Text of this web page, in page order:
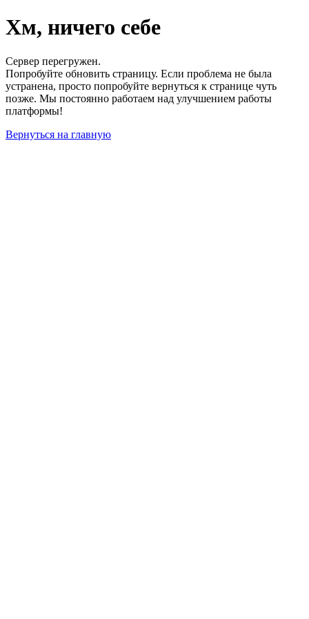
Хм, ничего себе
Сервер перегружен.
Попробуйте обновить страницу. Если проблема не была
устранена, просто попробуйте вернуться к странице чуть
позже. Мы постоянно работаем над улучшением работы
платформы!
Вернуться на главную